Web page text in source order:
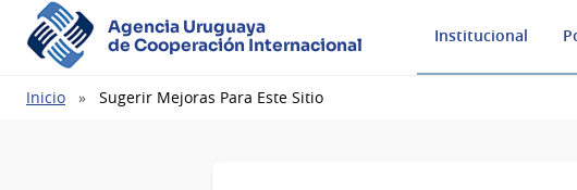
Agencia Uruguaya
de Cooperación Internacional
Institucional
Ruta
Inicio Sugerir Mejoras Para Este Sitio